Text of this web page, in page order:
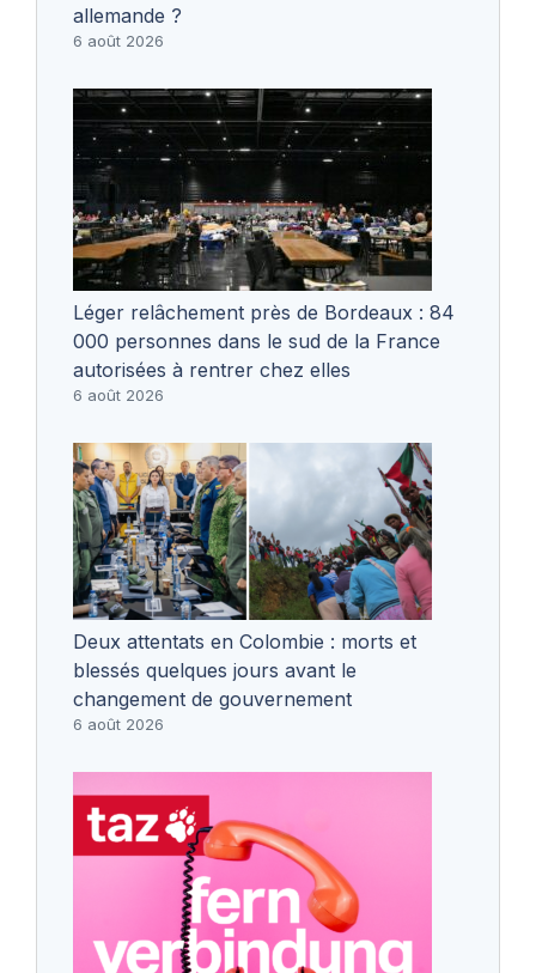
allemande ?
6 août 2026
Léger relâchement près de Bordeaux : 84
000 personnes dans le sud de la France
autorisées à rentrer chez elles
6 août 2026
Deux attentats en Colombie : morts et
blessés quelques jours avant le
changement de gouvernement
6 août 2026